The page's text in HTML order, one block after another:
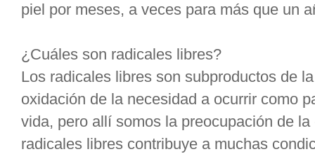
piel por meses, a veces para más que un
¿Cuáles son radicales libres?
Los radicales libres son subproductos de
oxidación de la necesidad a ocurrir como
vida, pero allí somos la preocupación de
radicales libres contribuye a muchas